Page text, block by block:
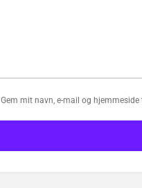
Gem mit navn, e-mail og